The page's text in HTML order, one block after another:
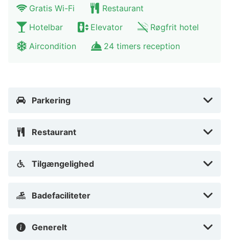
Gratis Wi-Fi
Restaurant
Hotelbar
Elevator
Røgfrit hotel
Aircondition
24 timers reception
Parkering
Restaurant
Tilgængelighed
Badefaciliteter
Generelt